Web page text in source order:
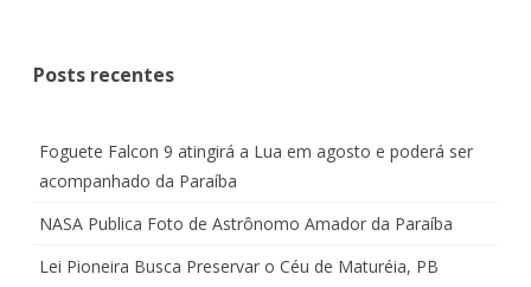
Posts recentes
Foguete Falcon 9 atingirá a Lua em agosto e poderá ser
acompanhado da Paraíba
NASA Publica Foto de Astrônomo Amador da Paraíba
Lei Pioneira Busca Preservar o Céu de Maturéia, PB